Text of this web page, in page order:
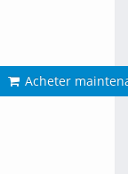
Acheter